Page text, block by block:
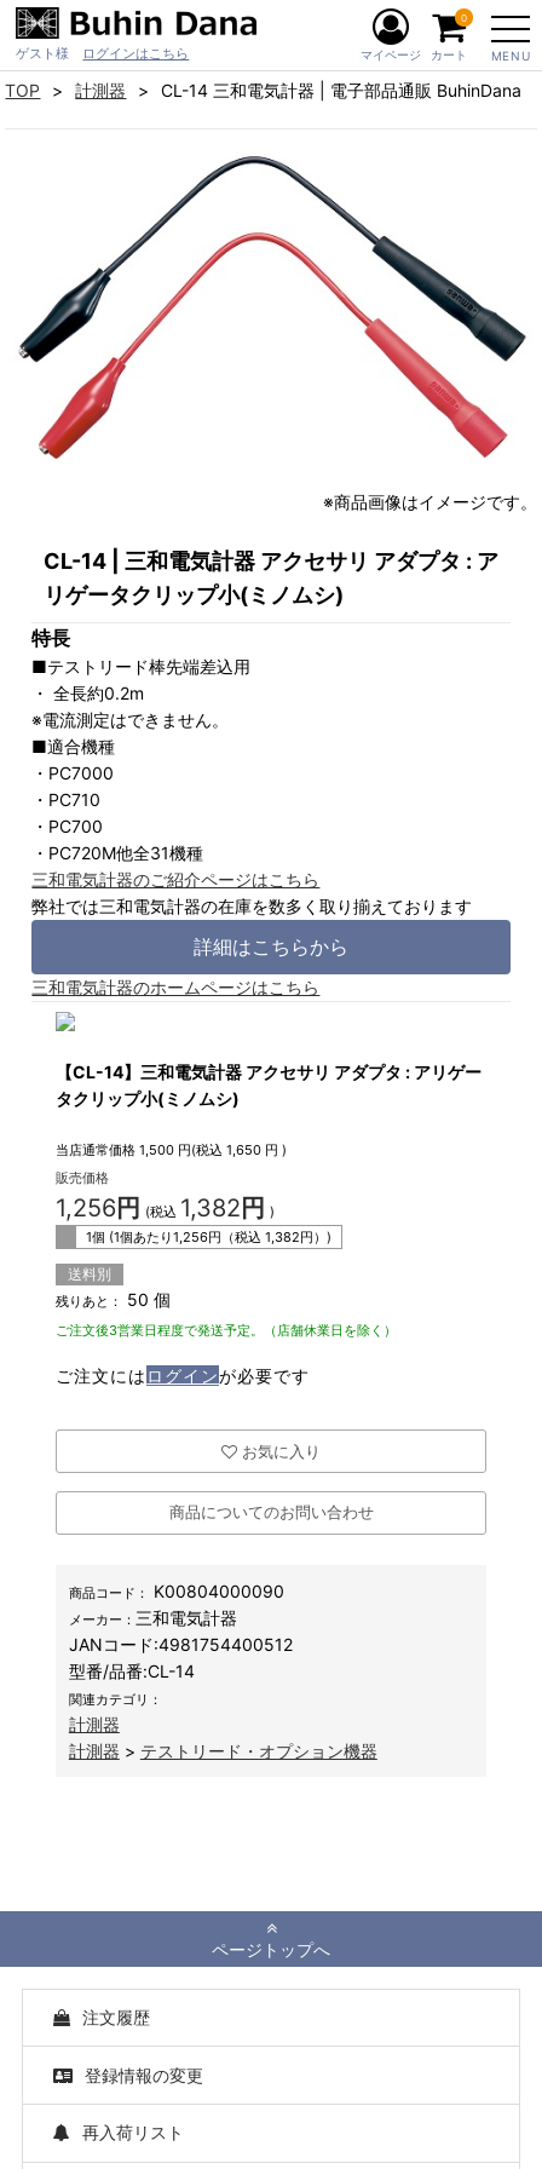
ゲスト様 ログインはこちら MENU
マイページ カート
0
TOP 計測器 CL-14 三和電気計器 | 電子部品通販 BuhinDana
※商品画像はイメージです。
CL-14 | 三和電気計器 アクセサリ アダプタ : ア
リゲータクリップ小(ミノムシ)
特長
■テストリード棒先端差込用
・ 全長約0.2m
※電流測定はできません。
■適合機種
・PC7000
・PC710
・PC700
・PC720M他全31機種
三和電気計器のご紹介ページはこちら
弊社では三和電気計器の在庫を数多く取り揃えております
詳細はこちらから
三和電気計器のホームページはこちら
【CL-14】三和電気計器 アクセサリ アダプタ : アリゲー
タクリップ小(ミノムシ)
当店通常価格 1,500 円(税込1,650 円 )
販売価格
1,256円 (税込 1,382 円 )
1個 (1個あたり1,256円（税込1,382円）)
送料別
残りあと： 50 個
ご注文後3営業日程度で発送予定。（店舗休業日を除く）
ご注文には ログインが必要です
お気に入り
商品についてのお問い合わせ
商品コード： K00804000090
メーカー： 三和電気計器
JANコード:4981754400512
型番/品番:CL-14
関連カテゴリ：
計測器
計測器 > テストリード・オプション機器
ページトップへ
注文履歴
登録情報の変更
再入荷リスト